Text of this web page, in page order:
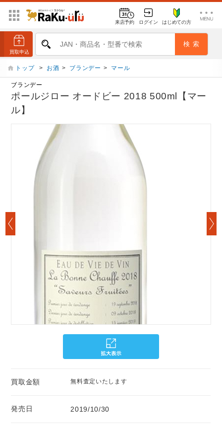
来店予約 ログイン はじめての方
トップ > お酒 > ブランデー > マール
ブランデー
ポールジロー オードビー 2018 500ml【マー
ル】
買取金額 無料査定いたします
発売日 2019/10/30